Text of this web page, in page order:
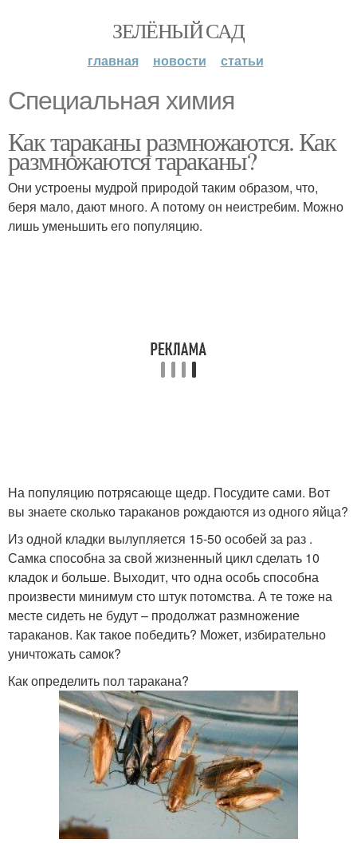
ЗЕЛЁНЫЙ САД
главная новости статьи
Специальная химия
Как тараканы размножаются. Как
размножаются тараканы?
Они устроены мудрой природой таким образом, что,
беря мало, дают много. А потому он неистребим. Можно
лишь уменьшить его популяцию.
На популяцию потрясающе щедр. Посудите сами. Вот
вы знаете сколько тараканов рождаются из одного яйца?
Из одной кладки вылупляется 15-50 особей за раз .
Самка способна за свой жизненный цикл сделать 10
кладок и больше. Выходит, что одна особь способна
произвести минимум сто штук потомства. А те тоже на
месте сидеть не будут – продолжат размножение
тараканов. Как такое победить? Может, избирательно
уничтожать самок?
Как определить пол таракана?